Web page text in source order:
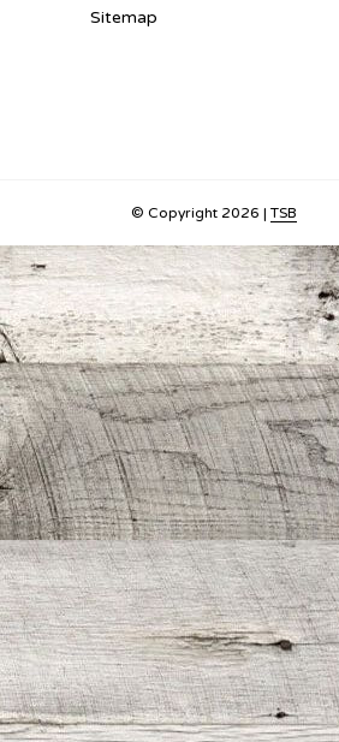
Sitemap
© Copyright 2026 | TSB